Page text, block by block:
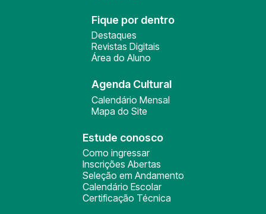
Fique por dentro
Destaques
Revistas Digitais
Área do Aluno
Agenda Cultural
Calendário Mensal
Mapa do Site
Estude conosco
Como ingressar
Inscrições Abertas
Seleção em Andamento
Calendário Escolar
Certificação Técnica